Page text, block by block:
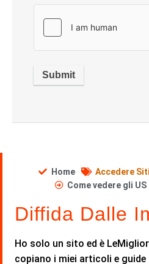
Home Accedere
Come vedere gli
Diffida Dalle
Ho solo un sito ed è
copiano i miei articoli e